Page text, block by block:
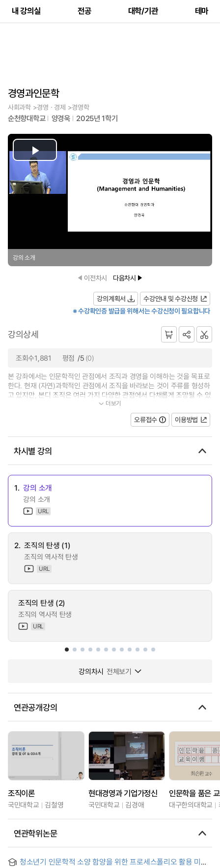
내 강의실 전공 대학/기관 테마
경영과인문학
사회과학 >경영ㆍ경제 >경영학
순천향대학교 양경욱 2025년 1학기
Play
Video
강의 소개
이전차시 다음차시
강의계획서
수강안내 및 수강신청
※ 수강확인증 발급을 위해서는 수강신청이 필요합니다
강의상세
조회수1,881 평점 /5 (0)
본 강좌에서는 인문학적인 관점에서 조직과 경영을 이해하는 것을 목표로
한다. 현재 (자연)과학적인 관점에서 조직을 바라보는 것이 주류를 형성하
고 있지만, 본디 조직은 여러 가지 다양한 관점에서 다채롭게 조망될 수 있
다. 학생들은 조직과 경영을 바라... 더보기
오류접수 이용방법
차시별 강의
1. 강의 소개
강의 소개
URL
2. 조직의 탄생 (1)
조직의 역사적 탄생
URL
조직의 탄생 (2)
조직의 역사적 탄생
URL
강의차시 전체보기
연관공개강의
조직이론
국민대학교 김철영
현대경영과 기업가정신
국민대학교 김경애
인문학을 품은
대구한의대학교
연관학위논문
청소년기 인문학적 소양 함양을 위한 프로세스폴리오 활용 미술